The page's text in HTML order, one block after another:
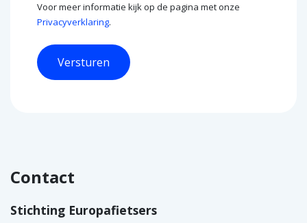
Voor meer informatie kijk op de pagina met onze
Privacyverklaring.
Contact
Stichting Europafietsers